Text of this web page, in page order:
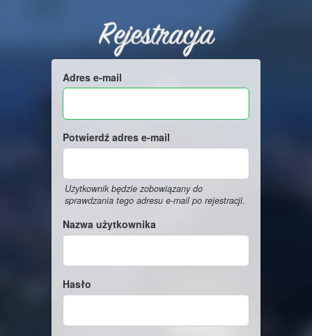
Rejestracja
Adres e-mail
Potwierdź adres e-mail
Użytkownik będzie zobowiązany do
sprawdzania tego adresu e-mail po rejestracji.
Nazwa użytkownika
Hasło